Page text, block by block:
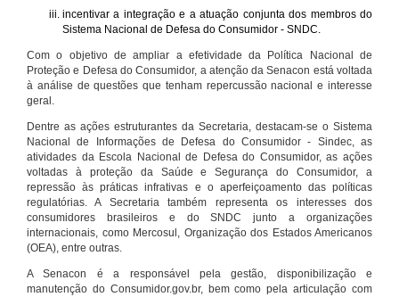
incentivar a integração e a atuação conjunta dos membros do
Sistema Nacional de Defesa do Consumidor - SNDC.
Com o objetivo de ampliar a efetividade da Política Nacional de
Proteção e Defesa do Consumidor, a atenção da Senacon está voltada
à análise de questões que tenham repercussão nacional e interesse
geral.
Dentre as ações estruturantes da Secretaria, destacam-se o Sistema
Nacional de Informações de Defesa do Consumidor - Sindec, as
atividades da Escola Nacional de Defesa do Consumidor, as ações
voltadas à proteção da Saúde e Segurança do Consumidor, a
repressão às práticas infrativas e o aperfeiçoamento das políticas
regulatórias. A Secretaria também representa os interesses dos
consumidores brasileiros e do SNDC junto a organizações
internacionais, como Mercosul, Organização dos Estados Americanos
(OEA), entre outras.
A Senacon é a responsável pela gestão, disponibilização e
manutenção do Consumidor.gov.br, bem como pela articulação com